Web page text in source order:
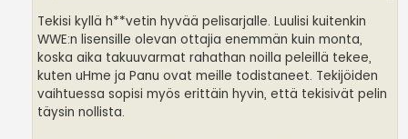
Tekisi kyllä h**vetin hyvää pelisarjalle. Luulisi kuitenkin
WWE:n lisensille olevan ottajia enemmän kuin monta,
koska aika takuuvarmat rahathan noilla peleillä tekee,
kuten uHme ja Panu ovat meille todistaneet. Tekijöiden
vaihtuessa sopisi myös erittäin hyvin, että tekisivät pelin
täysin nollista.